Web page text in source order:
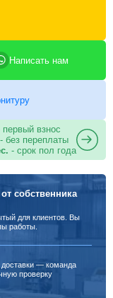
Написать нам
взнос
без переплаты
- срок пол года
собственника
для клиентов. Вы
работы.
доставки — команда
проверку